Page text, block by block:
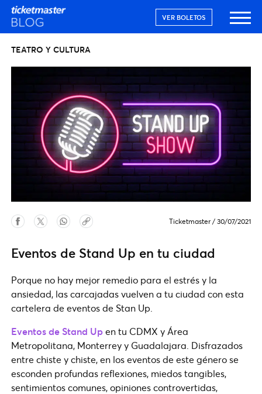
VER BOLETOS
TEATRO Y CULTURA
Ticketmaster / 30/07/2021
Eventos de Stand Up en tu ciudad
Porque no hay mejor remedio para el estrés y la
ansiedad, las carcajadas vuelven a tu ciudad con esta
cartelera de eventos de Stan Up.
Eventos de Stand Upen tu CDMX y Área
Metropolitana, Monterrey y Guadalajara. Disfrazados
entre chiste y chiste, en los eventos de este género se
esconden profundas reflexiones, miedos tangibles,
sentimientos comunes, opiniones controvertidas,